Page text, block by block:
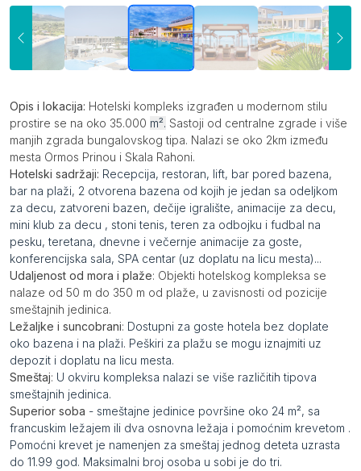
Opis
Opis i lokacija: Hotelski kompleks izgrađen u modernom stilu
prostire se na oko 35.000 m². Sastoji od centralne zgrade i više
manjih zgrada bungalovskog tipa. Nalazi se oko 2km između
mesta Ormos Prinou i Skala Rahoni.
Hotelski sadržaji: Recepcija, restoran, lift, bar pored bazena,
bar na plaži, 2 otvorena bazena od kojih je jedan sa odeljkom
za decu, zatvoreni bazen, dečije igralište, animacije za decu,
mini klub za decu , stoni tenis, teren za odbojku i fudbal na
pesku, teretana, dnevne i večernje animacije za goste,
konferencijska sala, SPA centar (uz doplatu na licu mesta)...
Udaljenost od mora i plaže: Objekti hotelskog kompleksa se
nalaze od 50 m do 350 m od plaže, u zavisnosti od pozicije
smeštajnih jedinica.
Ležaljke i suncobrani: Dostupni za goste hotela bez doplate
oko bazena i na plaži. Peškiri za plažu se mogu iznajmiti uz
depozit i doplatu na licu mesta.
Smeštaj: U okviru kompleksa nalazi se više različitih tipova
smeštajnih jedinica.
Superior soba - smeštajne jedinice površine oko 24 m², sa
francuskim ležajem ili dva osnovna ležaja i pomoćnim krevetom .
Pomoćni krevet je namenjen za smeštaj jednog deteta uzrasta
do 11.99 god. Maksimalni broj osoba u sobi je do tri.